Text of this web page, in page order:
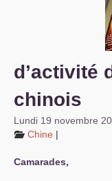
d’activité
chinois
Lundi 19 novembre
Chine |
Camarades,